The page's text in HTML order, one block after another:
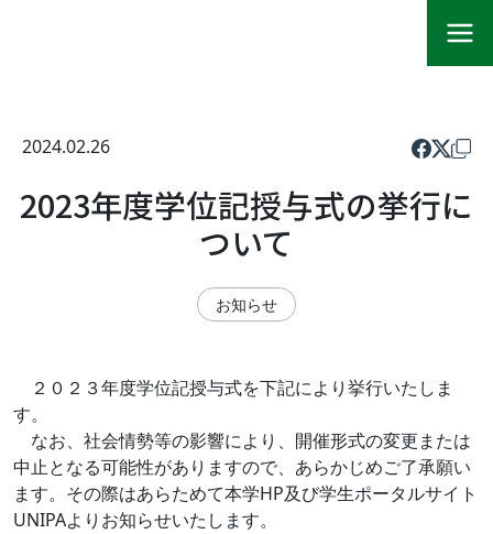
2024.02.26
2023年度学位記授与式の挙行に
ついて
お知らせ
２０２３年度学位記授与式を下記により挙行いたしま
す。
なお、社会情勢等の影響により、開催形式の変更または
中止となる可能性がありますので、あらかじめご了承願い
ます。その際はあらためて本学HP及び学生ポータルサイト
UNIPAよりお知らせいたします。